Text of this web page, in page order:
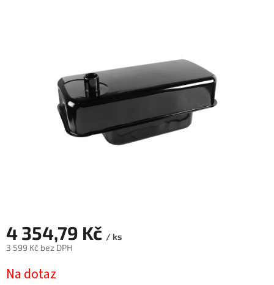
4 354,79 Kč / ks
3 599 Kč bez DPH
cena:
Na dotaz